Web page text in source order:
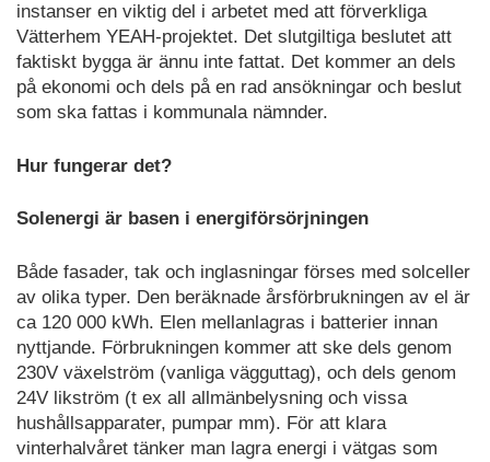
instanser en viktig del i arbetet med att förverkliga
Vätterhem YEAH-projektet. Det slutgiltiga beslutet att
faktiskt bygga är ännu inte fattat. Det kommer an dels
på ekonomi och dels på en rad ansökningar och beslut
som ska fattas i kommunala nämnder.
Hur fungerar det?
Solenergi är basen i energiförsörjningen
Både fasader, tak och inglasningar förses med solceller
av olika typer. Den beräknade årsförbrukningen av el är
ca 120 000 kWh. Elen mellanlagras i batterier innan
nyttjande. Förbrukningen kommer att ske dels genom
230V växelström (vanliga vägguttag), och dels genom
24V likström (t ex all allmänbelysning och vissa
hushållsapparater, pumpar mm). För att klara
vinterhalvåret tänker man lagra energi i vätgas som